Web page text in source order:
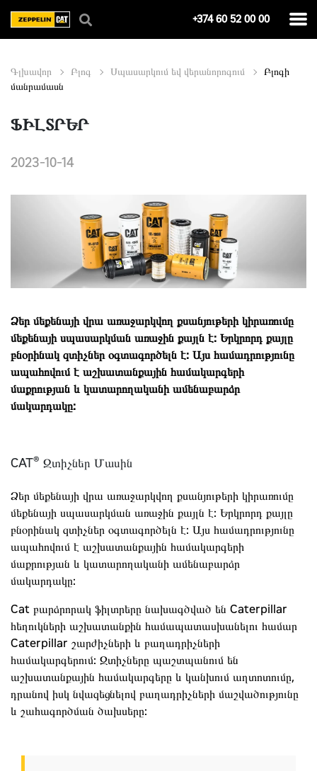
+374 60 52 00 00
Գլխավոր Բլոգ Սպասարկում եվ վերանորոգում
Բլոգի
մանրամասն
ՖԻԼՏՐԵՐ
2023-10-14
Ձեր մեքենայի վրա առաջարկվող քսանյութերի կիրառումը
մեքենայի սպասարկման առաջին քայլն է: Երկրորդ քայլը
բնօրինակ զտիչներ օգտագործելն է: Այս համադրությունը
ապահովում է աշխատանքային համակարգերի
մաքրության և կատարողականի ամենաբարձր
մակարդակը:
CAT® Զտիչներ Մասին
Ձեր մեքենայի վրա առաջարկվող քսանյութերի կիրառումը
մեքենայի սպասարկման առաջին քայլն է: Երկրորդ քայլը
բնօրինակ զտիչներ օգտագործելն է: Այս համադրությունը
ապահովում է աշխատանքային համակարգերի
մաքրության և կատարողականի ամենաբարձր
մակարդակը:
Cat բարձրորակ ֆիլտրերը նախագծված են Caterpillar
հեղուկների աշխատանքին համապատասխանելու համար
Caterpillar շարժիչների և բաղադրիչների
համակարգերում: Զտիչները պաշտպանում են
աշխատանքային համակարգերը և կանխում աղտոտումը,
դրանով իսկ նվազեցնելով բաղադրիչների մաշվածությունը
և շահագործման ծախսերը: